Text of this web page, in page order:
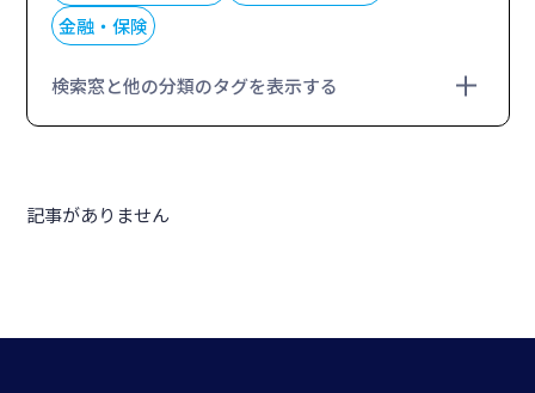
金融・保険
検索窓と他の分類のタグを表示する
記事がありません